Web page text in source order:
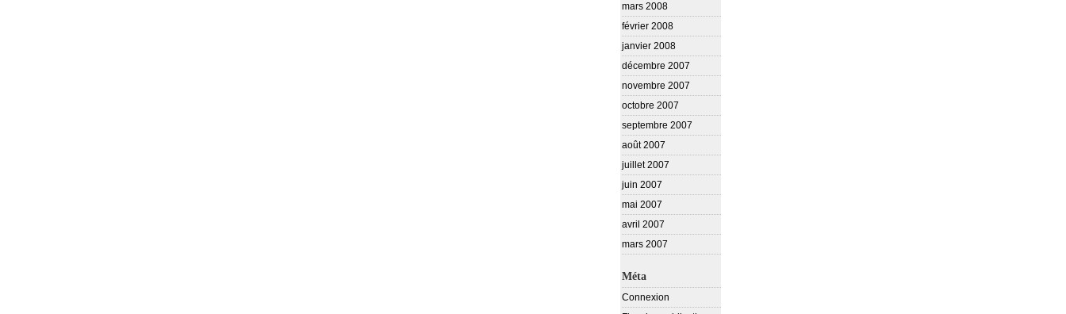
mars 2008
février 2008
janvier 2008
décembre 2007
novembre 2007
octobre 2007
septembre 2007
août 2007
juillet 2007
juin 2007
mai 2007
avril 2007
mars 2007
Méta
Connexion